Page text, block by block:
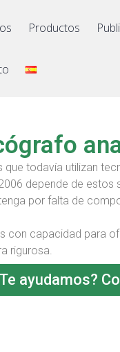
Productos
todavía utilizan
depende de
por falta de
capacidad para
rigurosa.
ayudamos?